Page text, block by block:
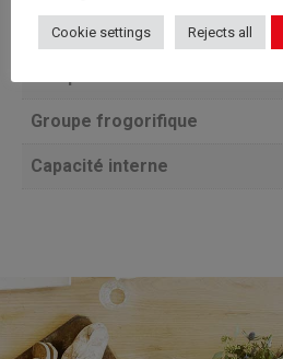
Dimensions
Groupe frogorifique
Capacité interne
Cookie settings Rejects all